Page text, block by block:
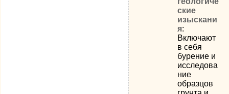
ские
изыскани
я:
Включают
в себя
бурение и
исследова
ние
образцов